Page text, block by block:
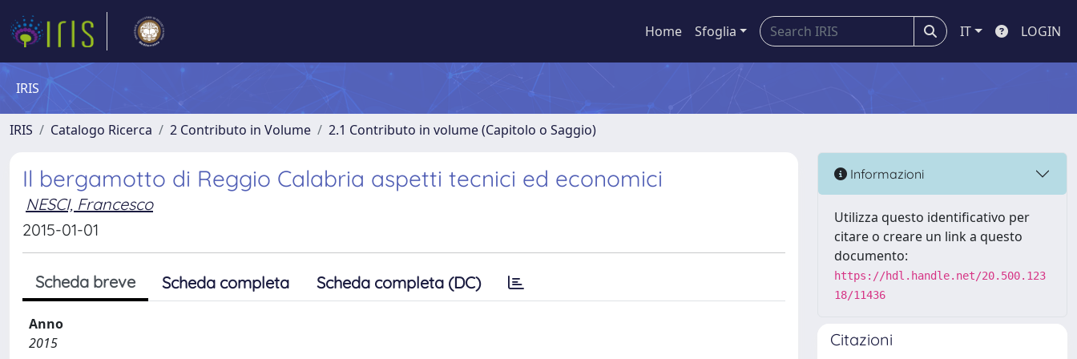
Home Sfoglia IT LOGIN
IRIS
IRIS Catalogo Ricerca 2 Contributo in Volume 2.1 Contributo in volume (Capitolo o Saggio)
Il bergamotto di Reggio Calabria aspetti tecnici ed economici
NESCI, Francesco
2015-01-01
Scheda breve Scheda completa Scheda completa (DC)
Anno
2015
Informazioni
Utilizza questo identificativo per
citare o creare un link a questo
documento:
https://hdl.handle.net/20.500.123
18/11436
Citazioni